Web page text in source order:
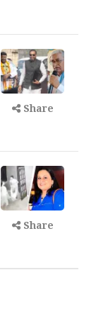
Share
Share